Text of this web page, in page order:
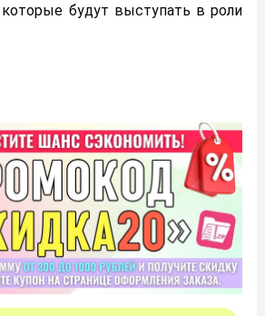
которые будут выступать в роли